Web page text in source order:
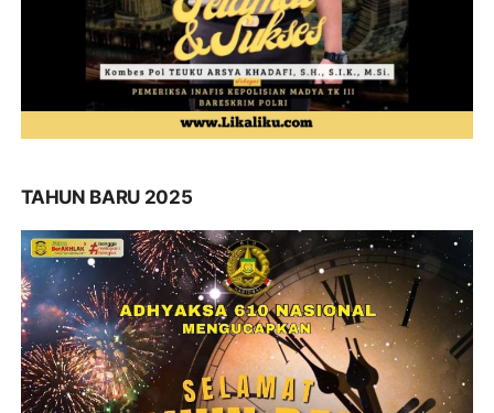
TAHUN BARU 2025